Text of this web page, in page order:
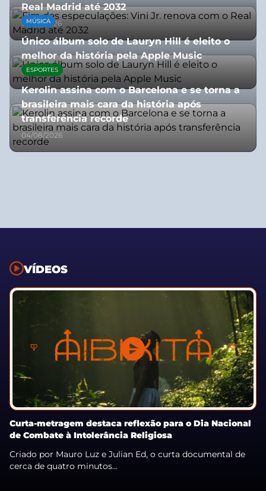
Real Madrid até 2032
06/08/2026
MÚSICA
Único álbum solo de Lauryn Hill é eleito o
melhor da história pela Apple Music
06/08/2026
ESPORTES
Kerolin assina com o Barcelona e se torna a
brasileira mais cara da história após
transferência recorde
04/08/2026
VÍDEOS
Curta-metragem destaca reflexão para o Dia Nacional
de Combate à Intolerância Religiosa
Criado por Mauro Luz e Julian Ed, o curta documental de
cerca de quatro minutos...